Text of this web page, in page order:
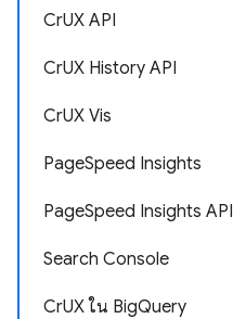
CrUX API
CrUX History API
CrUX Vis
PageSpeed Insights
PageSpeed Insights API
Search Console
CrUX ใน BigQuery